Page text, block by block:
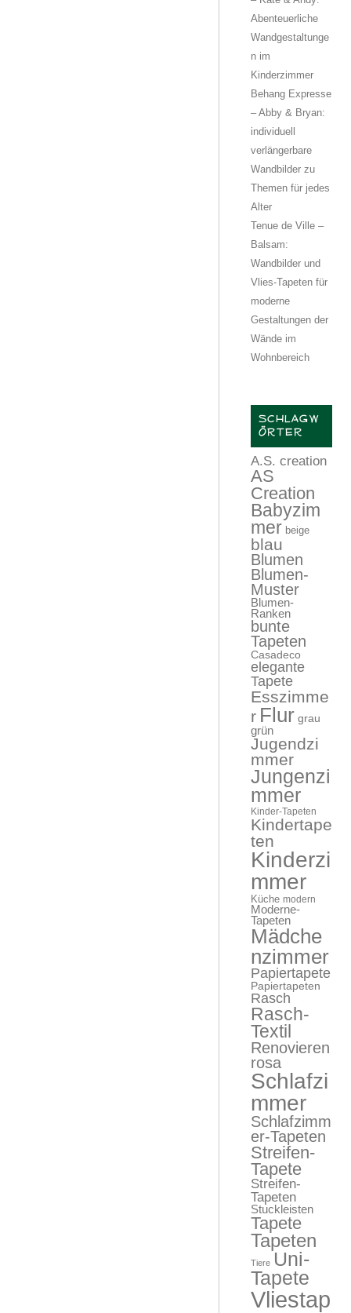
Abenteuerliche
Wandgestaltunge
n im
Kinderzimmer
Behang Expresse
– Abby & Bryan:
individuell
verlängerbare
Wandbilder zu
Themen für jedes
Alter
Tenue de Ville –
Balsam:
Wandbilder und
Vlies-Tapeten für
moderne
Gestaltungen der
Wände im
Wohnbereich
SCHLAGW
ÖRTER
A.S. creation
AS
Creation
Babyzim
mer beige
blau
Blumen
Blumen-
Muster
Blumen-
Ranken
bunte
Tapeten
Casadeco
elegante
Tapete
Esszimme
r Flur grau
grün
Jugendzi
mmer
Jungenzi
mmer
Kinder-Tapeten
Kindertape
ten
Kinderzi
mmer
Küche modern
Moderne-
Tapeten
Mädche
nzimmer
Papiertapete
Papiertapeten
Rasch
Rasch-
Textil
Renovieren
rosa
Schlafzi
mmer
Schlafzimm
er-Tapeten
Streifen-
Tapete
Streifen-
Tapeten
Stuckleisten
Tapete
Tapeten
Tiere Uni-
Tapete
Vliestap